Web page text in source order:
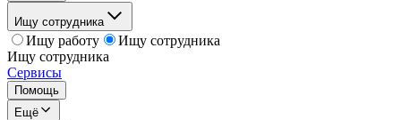
Ищу сотрудника
Ищу работу
Ищу сотрудника
Ищу сотрудника
Сервисы
Помощь
Ещё